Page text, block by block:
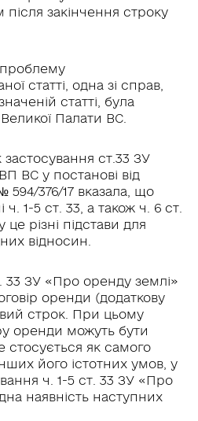
закінчення строку
статті, одна зі справ,
статті, була
Палати ВС.
ст.33 ЗУ
ВС у постанові від
594/376/17 вказала, що
ч. 1-5 ст. 33, а також ч. 6 ст.
різні підстави для
відносин.
33 ЗУ «Про оренду землі»
оренди (додаткову
строк. При цьому
оренди можуть бути
стосується як самого
його істотних умов, у
ч. 1-5 ст. 33 ЗУ «Про
наявність наступних